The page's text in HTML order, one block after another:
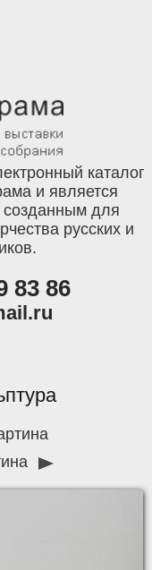
каталог
и является
для
русских и
83 86